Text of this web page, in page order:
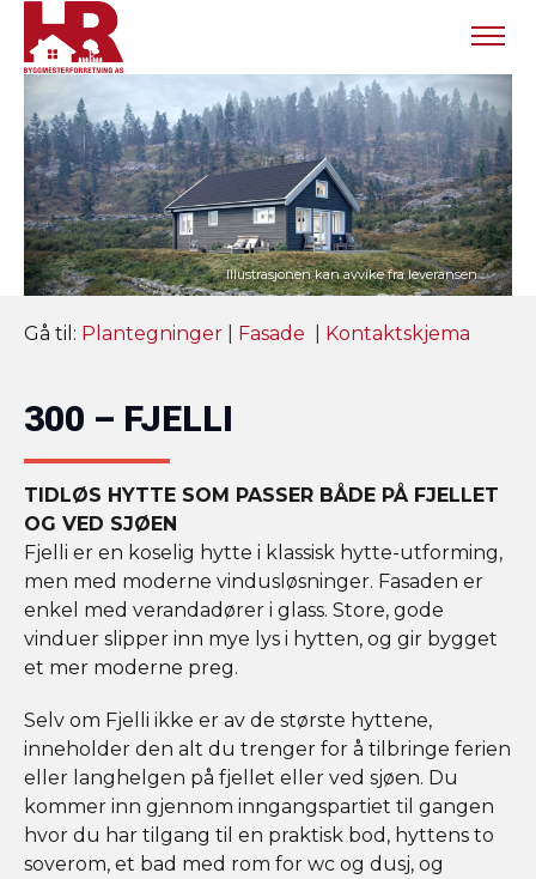
Gå til: Plantegninger Fasade Kontaktskjema
300 – FJELLI
TIDLØS HYTTE SOM PASSER BÅDE PÅ FJELLET
OG VED SJØEN
Fjelli er en koselig hytte i klassisk hytte-utforming,
men med moderne vindusløsninger. Fasaden er
enkel med verandadører i glass. Store, gode
vinduer slipper inn mye lys i hytten, og gir bygget
et mer moderne preg.
Selv om Fjelli ikke er av de største hyttene,
inneholder den alt du trenger for å tilbringe ferien
eller langhelgen på fjellet eller ved sjøen. Du
kommer inn gjennom inngangspartiet til gangen
hvor du har tilgang til en praktisk bod, hyttens to
soverom, et bad med rom for wc og dusj, og